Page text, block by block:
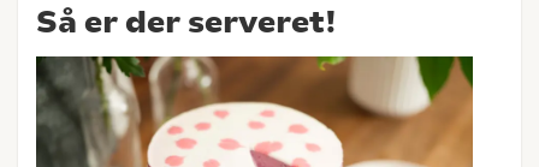
Så er der serveret!